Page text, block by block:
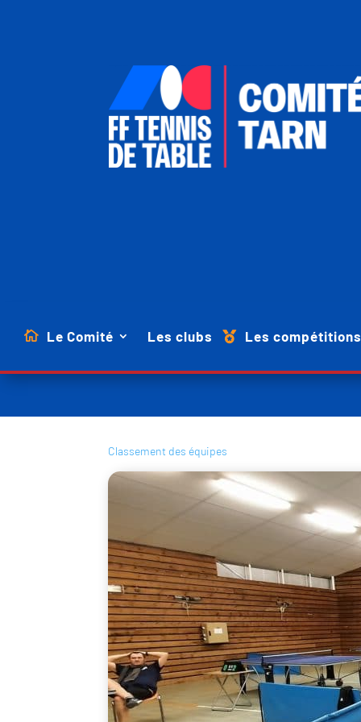
Le Comité Les clubs Les compétitions
Classement des équipes